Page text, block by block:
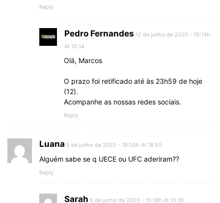
Reply
Pedro Fernandes 12 de junho de 2020 - 16:14h
At 16:14
Olá, Marcos
O prazo foi retificado até às 23h59 de hoje
(12).
Acompanhe as nossas redes sociais.
Reply
Luana 5 de junho de 2020 - 18:55h At 18:55
Alguém sabe se q UECE ou UFC aderiram??
Reply
Sarah 6 de junho de 2020 - 15:18h At 15:18